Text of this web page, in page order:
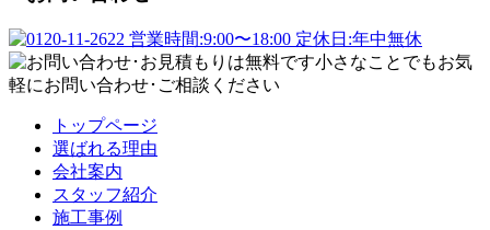
トップページ
選ばれる理由
会社案内
スタッフ紹介
施工事例